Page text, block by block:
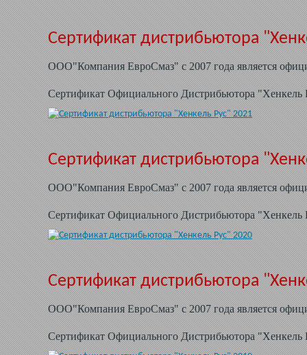
Сертификат дистрибьютора
ООО"Компания ЕвроСмаз" с 2007 года является
Сертификат Официального Дистрибьютора "Хенкель
Сертификат дистрибьютора
ООО"Компания ЕвроСмаз" с 2007 года является
Сертификат Официального Дистрибьютора"Хенкель
Сертификат дистрибьютора
ООО"Компания ЕвроСмаз" с 2007 года является
Сертификат Официального Дистрибьютора "Хенкель